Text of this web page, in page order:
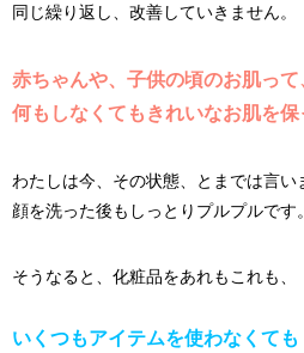
同じ繰り返し、改善していきません。
赤ちゃんや、子供の頃のお肌って
何もしなくてもきれいなお肌を保
わたしは今、その状態、とまでは言い
顔を洗った後もしっとりプルプルです。
そうなると、化粧品をあれもこれも、
いくつもアイテムを使わなくても